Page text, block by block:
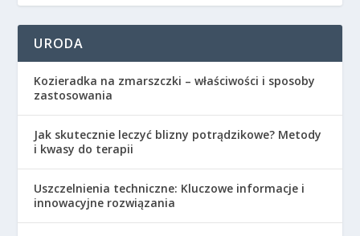
URODA
Kozieradka na zmarszczki – właściwości i sposoby
zastosowania
Jak skutecznie leczyć blizny potrądzikowe? Metody
i kwasy do terapii
Uszczelnienia techniczne: Kluczowe informacje i
innowacyjne rozwiązania